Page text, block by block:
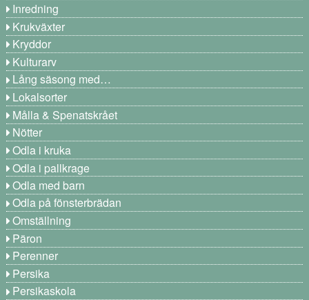
Inredning
Krukväxter
Kryddor
Kulturarv
Lång säsong med…
Lokalsorter
Målla & Spenatskrået
Nötter
Odla i kruka
Odla i pallkrage
Odla med barn
Odla på fönsterbrädan
Omställning
Päron
Perenner
Persika
Persikaskola